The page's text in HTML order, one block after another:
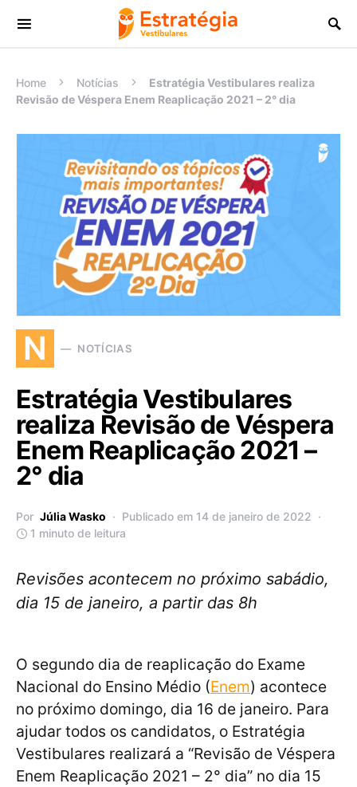
Procurar:
Home Notícias
Estratégia Vestibulares realiza
Revisão de Véspera Enem Reaplicação 2021 – 2° dia
N NOTÍCIAS
Estratégia Vestibulares
realiza Revisão de Véspera
Enem Reaplicação 2021 –
2° dia
Por Júlia Wasko
Publicado em 14 de janeiro de 2022
1 minuto de leitura
Revisões acontecem no próximo sabádio,
dia 15 de janeiro, a partir das 8h
O segundo dia de reaplicação do Exame
Nacional do Ensino Médio (Enem) acontece
no próximo domingo, dia 16 de janeiro. Para
ajudar todos os candidatos, o Estratégia
Vestibulares realizará a “Revisão de Véspera
Enem Reaplicação 2021 – 2° dia” no dia 15